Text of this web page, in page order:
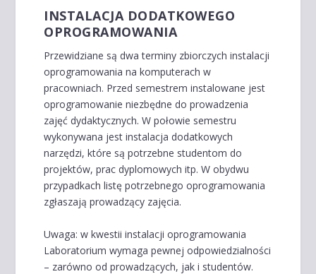
INSTALACJA DODATKOWEGO
OPROGRAMOWANIA
Przewidziane są dwa terminy zbiorczych instalacji
oprogramowania na komputerach w
pracowniach. Przed semestrem instalowane jest
oprogramowanie niezbędne do prowadzenia
zajęć dydaktycznych. W połowie semestru
wykonywana jest instalacja dodatkowych
narzędzi, które są potrzebne studentom do
projektów, prac dyplomowych itp. W obydwu
przypadkach listę potrzebnego oprogramowania
zgłaszają prowadzący zajęcia.
Uwaga: w kwestii instalacji oprogramowania
Laboratorium wymaga pewnej odpowiedzialności
– zarówno od prowadzących, jak i studentów.